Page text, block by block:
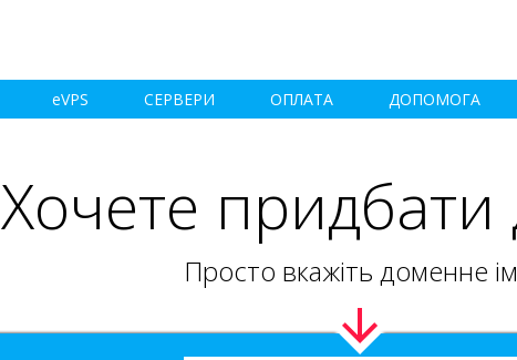
eVPS СЕРВЕРИ ОПЛАТА ДОПОМОГА
Хочете придбати
Просто вкажіть доменне